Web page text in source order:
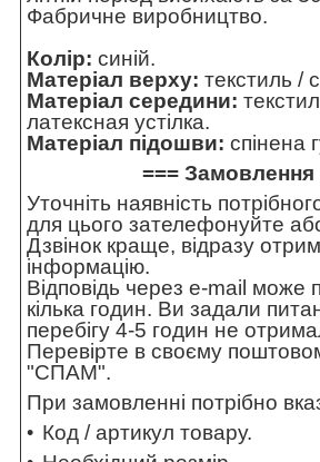
Фабричне виробництво.
Колір: синій.
Матеріал верху: текстиль /
Матеріал середини:
латексная устілка.
Матеріал підошви: спінена
=== Замовлення
Уточніть наявність
для цього зателефонуйте
Дзвінок краще, відразу
інформацію.
Відповідь через e-mail може
кілька годин. Ви задали
перебігу 4-5 годин не
Перевірте в своєму
"СПАМ".
При замовленні потрібно
Код / артикул товару.